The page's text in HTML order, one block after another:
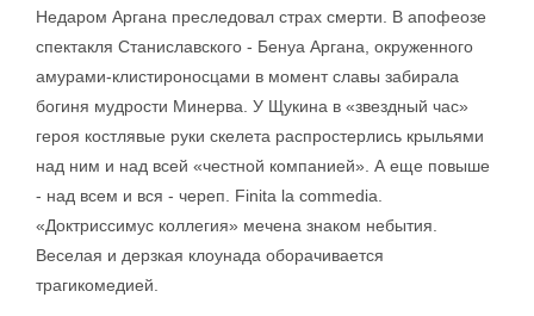
Недаром Аргана преследовал страх смерти. В апофеозе
спектакля Станиславского - Бенуа Аргана, окруженного
амурами-клистироносцами в момент славы забирала
богиня мудрости Минерва. У Щукина в «звездный час»
героя костлявые руки скелета распростерлись крыльями
над ним и над всей «честной компанией». А еще повыше
- над всем и вся - череп. Finita la commedia.
«Доктриссимус коллегия» мечена знаком небытия.
Веселая и дерзкая клоунада оборачивается
трагикомедией.